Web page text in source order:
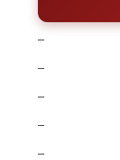
–
–
–
–
–